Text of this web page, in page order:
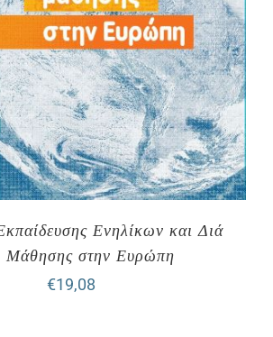
Ενηλίκων και Διά
Μάθησης στην Ευρώπη
€19,08